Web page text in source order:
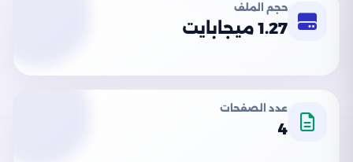
حجم الملف
1.27 ميجابايت
عدد الصفحات
4